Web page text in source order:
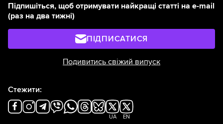
Підпишіться, щоб отримувати найкращі статті на e-mail
(раз на два тижні)
ПІДПИСАТИСЯ
Подивитись свіжий випуск
Стежити:
UA EN